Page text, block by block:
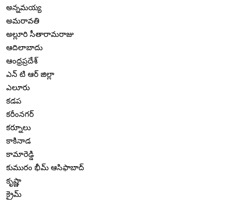
అన్నమయ్య
అమరావతి
అల్లూరి సీతారామరాజు
ఆదిలాబాదు
ఆంధ్రప్రదేశ్
ఎన్ టి ఆర్ జిల్లా
ఎలూరు
కడప
కరీంనగర్
కర్నూలు
కాకినాడ
కామారెడ్డి
కుమురం భీమ్ ఆసిఫాబాద్
కృష్ణా
క్రైమ్